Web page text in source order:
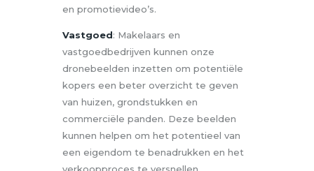
en promotievideo’s.
Vastgoed: Makelaars en
vastgoedbedrijven kunnen onze
dronebeelden inzetten om potentiële
kopers een beter overzicht te geven
van huizen, grondstukken en
commerciële panden. Deze beelden
kunnen helpen om het potentieel van
een eigendom te benadrukken en het